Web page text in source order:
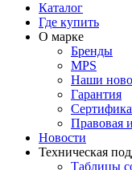
Каталог
Где купить
О марке
Бренды
MPS
Наши
Гарантия
Правовая
Новости
Техническая
Таблицы